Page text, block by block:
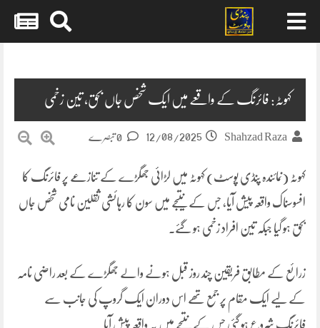
کہوٹہ: فائرنگ کے واقعے میں ایک شخص جاں بحق، تین زخمی
Shahzad Raza
12/08/2025
کہوٹہ (نمائندہ پنڈی پوسٹ) کہوٹہ میں لڑائی جھگڑے کے تنازعے پر فائرنگ کا
افسوسناک واقعہ پیش آیا، جس کے نتیجے میں سون کا رہائشی ثقلین نامی شخص جاں
بحق ہو گیا جبکہ تین افراد زخمی ہو گئے۔
زرائع کے مطابق فریقین چند روز قبل ہونے والے جھگڑے کے بعد راضی نامہ
کے لیے ایک مقام پر جمع تھے اس دوران ایک گروپ کی جانب سے
فائرنگ شروع ہو گئی جس کے نتیجے میں یہ واقعہ پیش آیا